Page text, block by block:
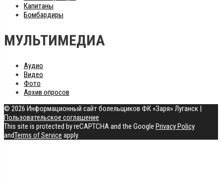
Капитаны
Бомбардиры
МУЛЬТИМЕДИА
Аудио
Видео
Фото
Архив опросов
© 2026 Информационный сайт болельщиков ФК «Заря» Луганск |
Пользовательское соглашение
This site is protected by reCAPTCHA and the Google Privacy Policy
andTerms of Service apply.